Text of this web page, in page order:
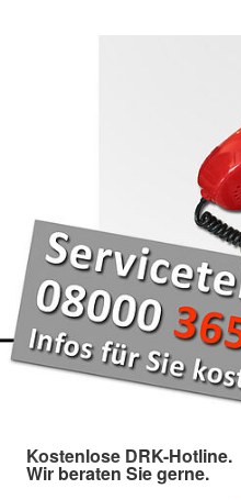
Kostenlose DRK-Hotline.
Wir beraten Sie gerne.